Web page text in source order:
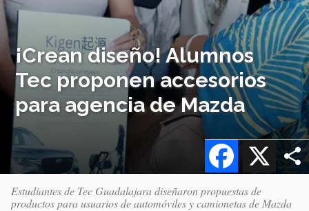
¡Crean diseño! Alumnos
Tec proponen accesorios
para agencia de Mazda
X
Facebook
Estudiantes de Tec Guadalajara diseñaron propuestas de
productos para usuarios de automóviles y camionetas de Mazda